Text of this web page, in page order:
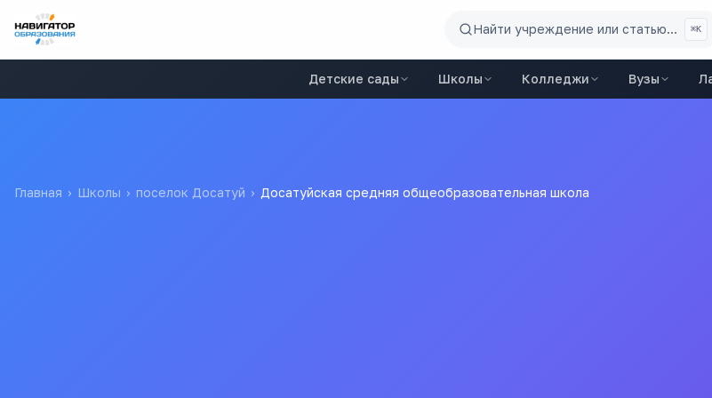
Найти учреждение или статью... ⌘K
Детские сады Школы Колледжи Вузы
Главная › Школы › поселок Досатуй › Досатуйская средняя общеобразовательная школа